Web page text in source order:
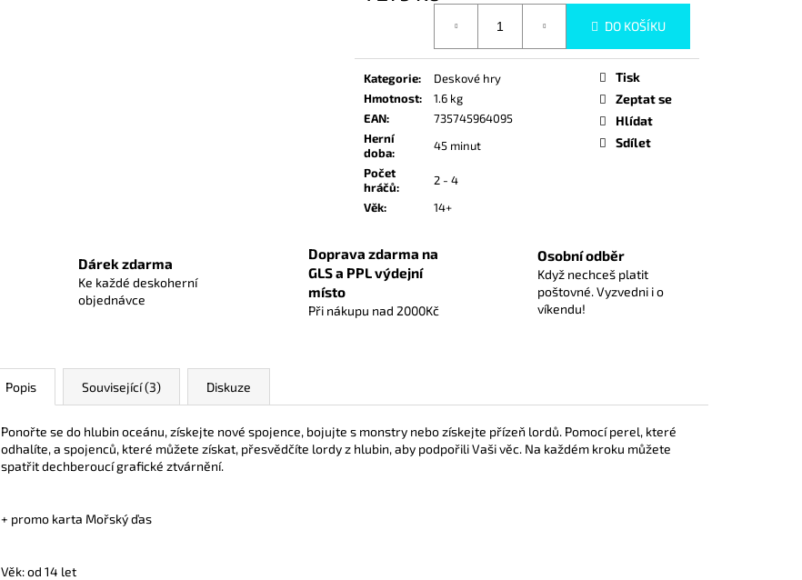
DO KOŠÍKU
Kategorie:
Deskové hry
Hmotnost:
1.6 kg
EAN:
735745964095
Herní
doba:
45 minut
Počet
hráčů:
2 - 4
Věk: 14+
Tisk
Zeptat se
Hlídat
Sdílet
Dárek zdarma
Ke každé deskoherní
objednávce
Doprava zdarma na
GLS a PPL výdejní
místo
Při nákupu nad 2000Kč
Osobní odběr
Když nechceš platit
poštovné. Vyzvedni i o
víkendu!
Popis Související (3) Diskuze
Ponořte se do hlubin oceánu, získejte nové spojence, bojujte s monstry nebo získejte přízeň lordů. Pomocí perel, které
odhalíte, a spojenců, které můžete získat, přesvědčíte lordy z hlubin, aby podpořili Vaši věc. Na každém kroku můžete
spatřit dechberoucí grafické ztvárnění.
+ promo karta Mořský ďas
Věk: od 14 let
SAGRADA (2. EDICE)